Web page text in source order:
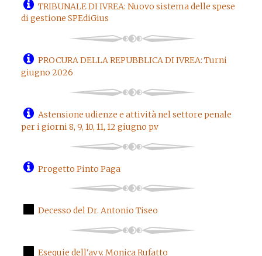
TRIBUNALE DI IVREA: Nuovo sistema delle spese
di gestione SPEdiGius
PROCURA DELLA REPUBBLICA DI IVREA: Turni
giugno 2026
Astensione udienze e attività nel settore penale
per i giorni 8, 9, 10, 11, 12 giugno p.v
Progetto Pinto Paga
Decesso del Dr. Antonio Tiseo
Esequie dell'avv. Monica Rufatto